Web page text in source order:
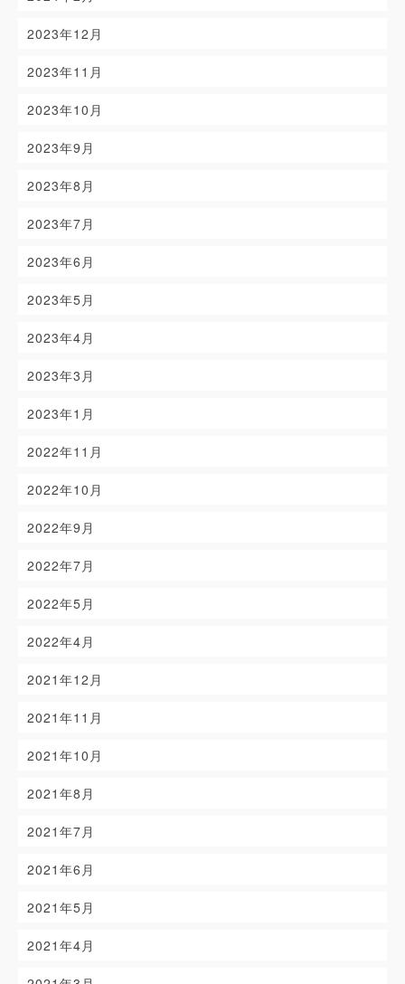
2023年12月
2023年11月
2023年10月
2023年9月
2023年8月
2023年7月
2023年6月
2023年5月
2023年4月
2023年3月
2023年1月
2022年11月
2022年10月
2022年9月
2022年7月
2022年5月
2022年4月
2021年12月
2021年11月
2021年10月
2021年8月
2021年7月
2021年6月
2021年5月
2021年4月